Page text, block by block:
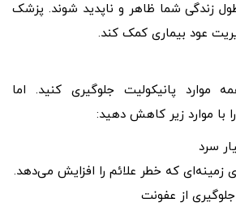
زندگی شما ظاهر و ناپدید شوند. پزشک
عود بیماری کمک کند.
موارد پانیکولیت جلوگیری کنید. اما
با موارد زیر کاهش دهید:
سرد
زمینه‌ای که خطر علائم را افزایش می‌دهد.
از عفونت